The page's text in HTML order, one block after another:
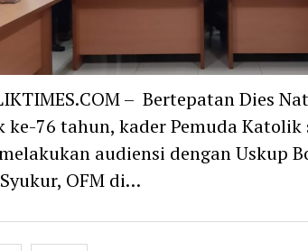
– Bertepatan Dies
ke-76 tahun, kader Pemuda Katolik
audiensi dengan Uskup
OFM di…